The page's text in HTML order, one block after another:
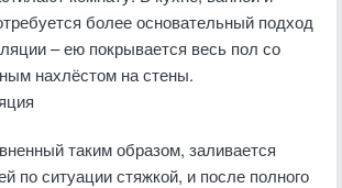
более основательный подход
– ею покрывается весь пол со
нахлёстом на стены.
таким образом, заливается
по ситуации стяжкой, и после полного